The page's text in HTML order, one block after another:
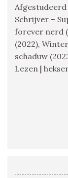
Schrijver –
forever nerd
(2022),
schaduw
Lezen |